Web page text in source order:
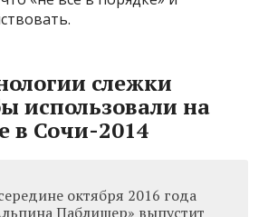
слежки
использовали на
в Сочи-2014
октября 2016 года
Паблишер» выпустит